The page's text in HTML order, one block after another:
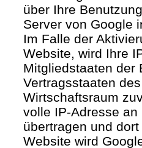
über Ihre
Server von Google
Im Falle der
Website, wird Ihre
Mitgliedstaaten der
Vertragsstaaten
Wirtschaftsraum
volle IP-Adresse
übertragen und
Website wird